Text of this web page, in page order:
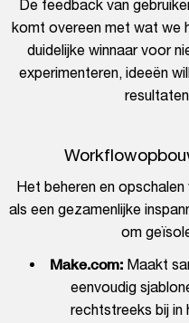
De feedback van
komt overeen met wat we
duidelijke winnaar voor
experimenteren, ideeën
Het beheren en
als een gezamenlijke
om
Make.com: Maakt
eenvoudig
rechtstreeks bij in